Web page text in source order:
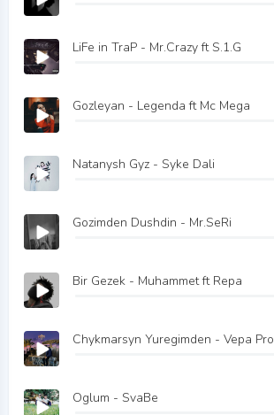
LiFe in TraP - Mr.Crazy ft S.1.G
Gozleyan - Legenda ft Mc Mega
Natanysh Gyz - Syke Dali
Gozimden Dushdin - Mr.SeRi
Bir Gezek - Muhammet ft Repa
Chykmarsyn Yuregimden - Vepa Pro
Oglum - SvaBe